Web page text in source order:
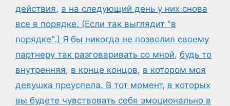
действия, а на следующий день у них снова
все в порядке. (Если так выглядит "в
порядке".) Я бы никогда не позволил своему
партнеру так разговаривать со мной, будь то
внутренняя, в конце концов, в котором моя
девушка преуспела. В тот момент, в которых
вы будете чувствовать себя эмоционально в